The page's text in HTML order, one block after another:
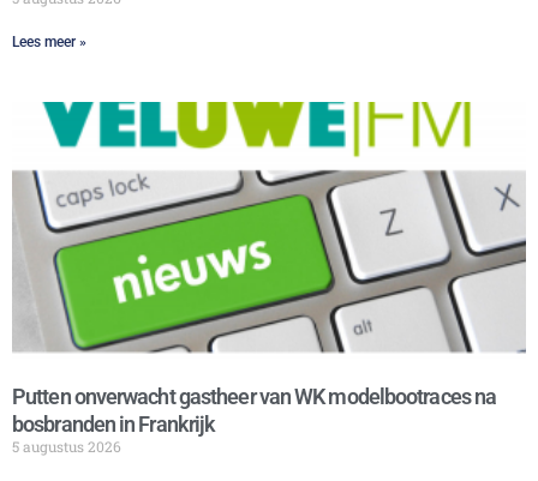
Lees meer »
Putten onverwacht gastheer van WK modelbootraces na
bosbranden in Frankrijk
5 augustus 2026